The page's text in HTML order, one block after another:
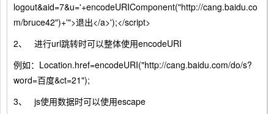
logout&aid=7&u='+encodeURIComponent("http://cang.baidu.co
m/bruce42")+'">退出</a>');</script>
2、 进行url跳转时可以整体使用encodeURI
例如：Location.href=encodeURI("http://cang.baidu.com/do/s?
word=百度&ct=21");
3、 js使用数据时可以使用escape